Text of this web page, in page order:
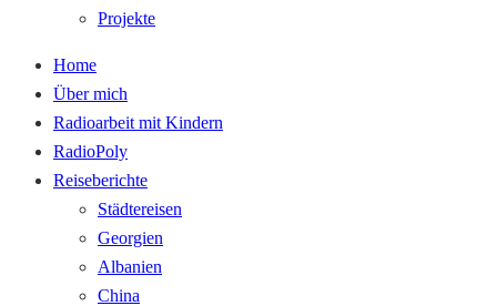
Projekte
Home
Über mich
Radioarbeit mit Kindern
RadioPoly
Reiseberichte
Städtereisen
Georgien
Albanien
China